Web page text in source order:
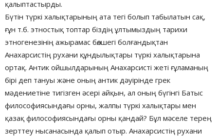
қалыптастырды.
Бүтін түркі халықтарының ата тегі болып табылатын сақ,
ғұн т.б. этностық топтар біздің ұлтымыздың тарихи
этногенезінің ажырамас бөлшегі болғандықтан
Анахарсистің рухани құндылықтары түркі халықтарына
ортақ. Антик ойшылдарының Анахарсисті жеті ғұламаның
бірі деп тануы және оның антик дәуірінде грек
мәдениетіне тигізген әсері айқын, ал оның бүгінгі Батыс
философиясындағы орны, жалпы түркі халықтары мен
қазақ философиясындағы орны қандай? Бұл мәселе терең
зерттеу нысанасында қалып отыр. Анахарсистің рухани